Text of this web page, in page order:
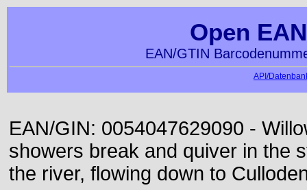
Open
EAN/GTIN
API/
EAN/GIN: 0054047629090 -
showers break and quiver in the
the river, flowing down to